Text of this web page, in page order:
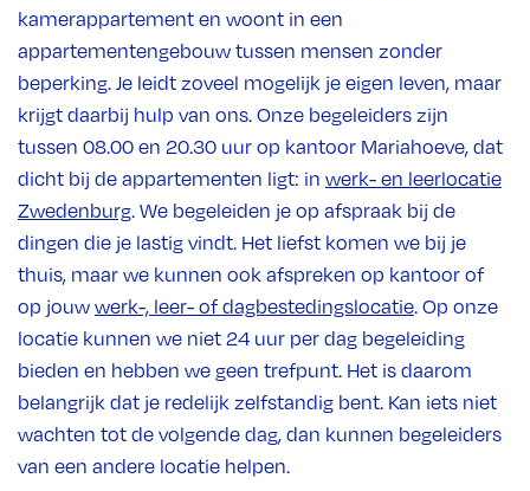
kamerappartement en woont in een
appartementengebouw tussen mensen zonder
beperking. Je leidt zoveel mogelijk je eigen leven, maar
krijgt daarbij hulp van ons. Onze begeleiders zijn
tussen 08.00 en 20.30 uur op kantoor Mariahoeve, dat
dicht bij de appartementen ligt: in werk- en leerlocatie
Zwedenburg. We begeleiden je op afspraak bij de
dingen die je lastig vindt. Het liefst komen we bij je
thuis, maar we kunnen ook afspreken op kantoor of
op jouw werk-, leer- of dagbestedingslocatie. Op onze
locatie kunnen we niet 24 uur per dag begeleiding
bieden en hebben we geen trefpunt. Het is daarom
belangrijk dat je redelijk zelfstandig bent. Kan iets niet
wachten tot de volgende dag, dan kunnen begeleiders
van een andere locatie helpen.